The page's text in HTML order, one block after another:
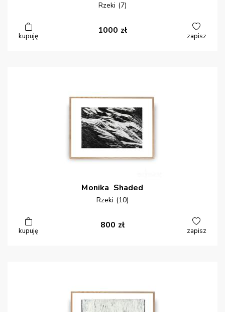
Rzeki (7)
kupuję
1000 zł
zapisz
Monika Shaded
Rzeki (10)
kupuję
800 zł
zapisz